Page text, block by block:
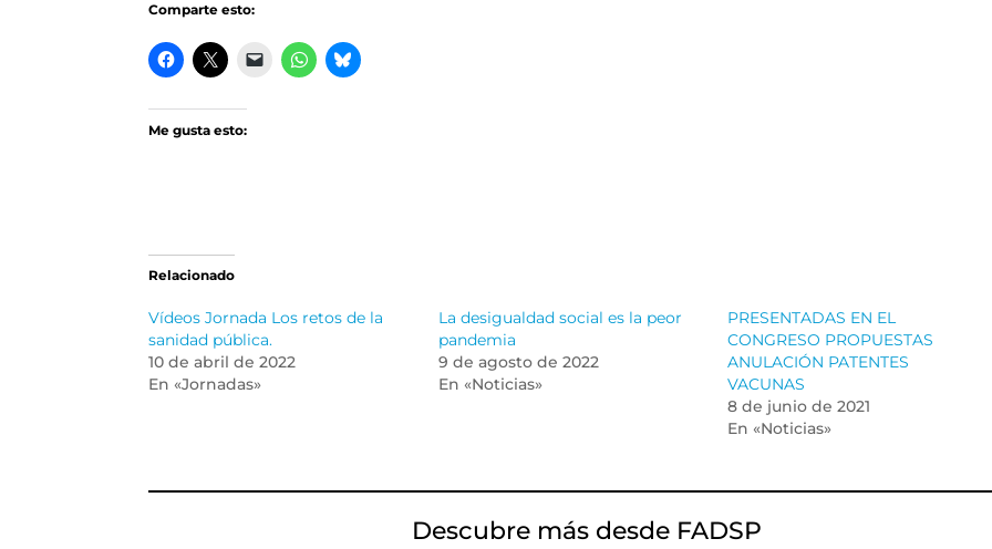
Comparte esto:
Me gusta esto:
Relacionado
Vídeos Jornada Los retos de la
sanidad pública.
10 de abril de 2022
En «Jornadas»
La desigualdad social es la peor
pandemia
9 de agosto de 2022
En «Noticias»
PRESENTADAS EN EL
CONGRESO PROPUESTAS
ANULACIÓN PATENTES
VACUNAS
8 de junio de 2021
En «Noticias»
Descubre más desde FADSP